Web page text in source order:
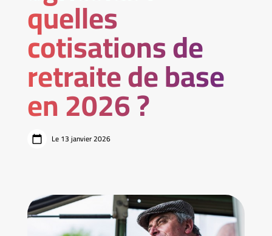
quelles
cotisations de
retraite de base
en 2026 ?
Le 13 janvier 2026